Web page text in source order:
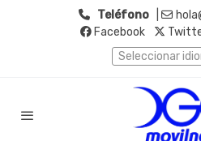
Teléfono
Facebook
Seleccionar